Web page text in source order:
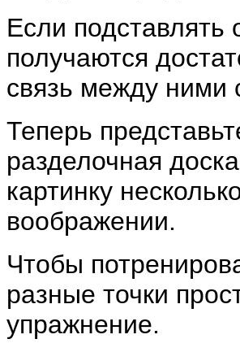
Если
получаются
связь между ними
Теперь
разделочная
картинку
воображении.
Чтобы
разные точки
упражнение.